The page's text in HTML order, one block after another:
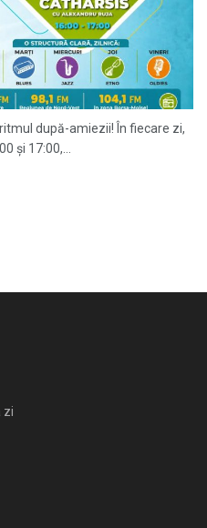
după-amiezii! În fiecare zi,
și 17:00,...
zi